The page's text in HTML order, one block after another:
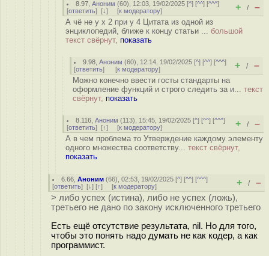
8.97 ,Аноним (60), 12:03, 19/02/2025 [^] [^^] [^^^]
[ответить] [↓] [к модератору] + / –
А чё не y x 2 при y 4 Цитата из одной из
энциклопедий, ближе к концу статьи ... большой
текст свёрнут, показать
9.98 ,Аноним (60), 12:14, 19/02/2025 [^] [^^] [^^^]
[ответить] [к модератору] + / –
Можно конечно ввести госты стандарты на
оформление функций и строго следить за и... текст
свёрнут, показать
8.116 ,Аноним (113), 15:45, 19/02/2025 [^] [^^] [^^^]
[ответить] [↑] [к модератору] + / –
А в чем проблема то Утверждение каждому элементу
одного множества соответству... текст свёрнут,
показать
6.66 ,Аноним (66), 02:53, 19/02/2025 [^] [^^] [^^^]
[ответить] [↓] [↑] [к модератору] + / –
> либо успех (истина), либо не успех (ложь),
третьего не дано по закону исключенного третьего
Есть ещё отсутствие результата, nil. Но для того,
чтобы это понять надо думать не как кодер, а как
программист.